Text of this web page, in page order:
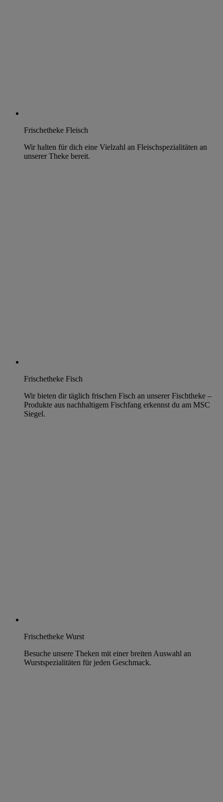
Frischetheke Fleisch
Wir halten für dich eine Vielzahl an Fleischspezialitäten an
unserer Theke bereit.
Frischetheke Fisch
Wir bieten dir täglich frischen Fisch an unserer Fischtheke –
Produkte aus nachhaltigem Fischfang erkennst du am MSC
Siegel.
Frischetheke Wurst
Besuche unsere Theken mit einer breiten Auswahl an
Wurstspezialitäten für jeden Geschmack.